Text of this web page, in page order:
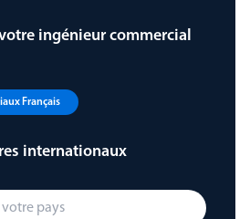
ingénieur commercial
Français
internationaux